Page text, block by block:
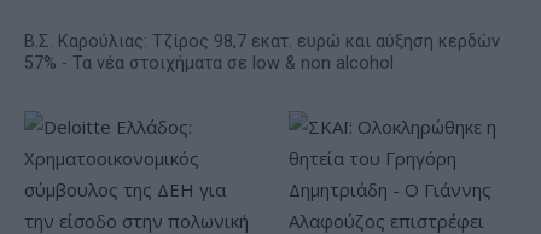
Β.Σ. Καρούλιας: Τζίρος 98,7 εκατ. ευρώ και αύξηση κερδών
57% - Τα νέα στοιχήματα σε low & non alcohol